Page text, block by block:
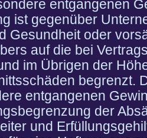
entgangenen
ist gegenüber
Gesundheit oder
auf die bei
im Übrigen der
begrenzt.
entgangenen
der
und